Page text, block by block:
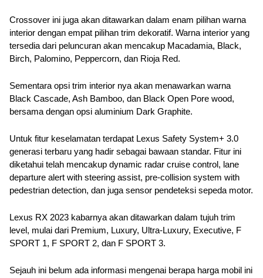
Crossover ini juga akan ditawarkan dalam enam pilihan warna
interior dengan empat pilihan trim dekoratif. Warna interior yang
tersedia dari peluncuran akan mencakup Macadamia, Black,
Birch, Palomino, Peppercorn, dan Rioja Red.
Sementara opsi trim interior nya akan menawarkan warna
Black Cascade, Ash Bamboo, dan Black Open Pore wood,
bersama dengan opsi aluminium Dark Graphite.
Untuk fitur keselamatan terdapat Lexus Safety System+ 3.0
generasi terbaru yang hadir sebagai bawaan standar. Fitur ini
diketahui telah mencakup dynamic radar cruise control, lane
departure alert with steering assist, pre-collision system with
pedestrian detection, dan juga sensor pendeteksi sepeda motor.
Lexus RX 2023 kabarnya akan ditawarkan dalam tujuh trim
level, mulai dari Premium, Luxury, Ultra-Luxury, Executive, F
SPORT 1, F SPORT 2, dan F SPORT 3.
Sejauh ini belum ada informasi mengenai berapa harga mobil ini